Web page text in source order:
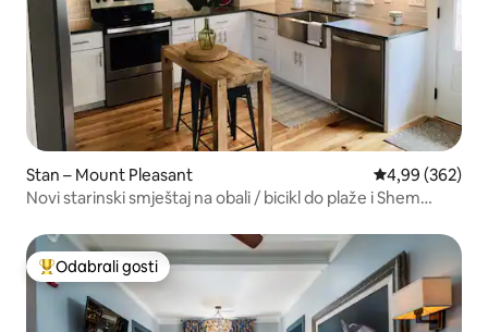
Stan – Mount Pleasant Prosječna
4,99 (362)
Novi starinski smještaj na obali / bicikl do plaže i Shem
Među najviše rangiranima s oznakom „Odabrali gosti”
Odabrali gosti